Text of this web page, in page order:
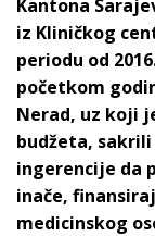
Kantona
iz Kliničkog
periodu od
početkom
Nerad, uz koji
budžeta, sakrili
ingerencije da
inače,
medicinskog